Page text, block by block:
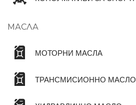
МАСЛА
МОТОРНИ МАСЛА
ТРАНСМИСИОННО МАСЛО